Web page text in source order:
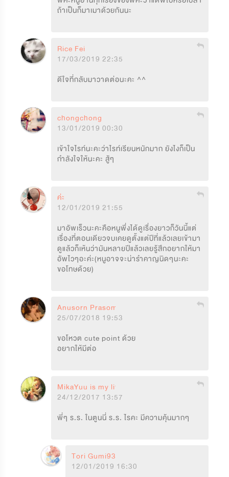
ถ้าเป็นก็มาเมาด้วยกันนะ
Rice Fei
17/03/2019 22:35
ดีใจที่กลับมาวาดต่อนะคะ ^^
chongchong
13/01/2019 00:30
เข้าใจไรท์นะคะว่าไรท์เรียนหนักมาก ยังไงก็เป็น
กำลังใจให้นะคะ สู้ๆ
ค่ะ
12/01/2019 21:55
มาอัพเร็วนะคะคือหนูพึ่งได้ดูเรื่องยาวก็วันนี้แต่
เรื่องที่ตอนเดียวจบเคยดูตั้งแต่ปีที่แล้วเลยเข้ามา
ดูแล้วก็เห้นว่ามันหลายปีแล้วเลยรู้สึกอยากให้มา
อัพไวๆอะค่ะ(หนูอาจจะน่ารำคาญนิดๆนะคะ
ขอโทษด้วย)
Anusorn Prasomsub
25/07/2018 19:53
ขอโหวต cute point ด้วย
อยากให้มีต่อ
MikaYuu is my life
24/12/2017 13:57
พี่ๆ ร.ร. ในตูนนี่ ร.ร. ไรคะ มีความคุ้นมากๆ
Tori Gumi93
12/01/2019 16:30